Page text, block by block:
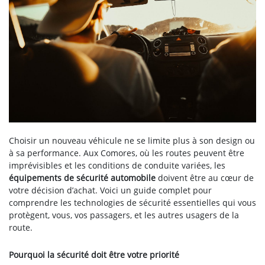
Choisir un nouveau véhicule ne se limite plus à son design ou
à sa performance. Aux Comores, où les routes peuvent être
imprévisibles et les conditions de conduite variées, les
équipements de sécurité automobile doivent être au cœur de
votre décision d’achat. Voici un guide complet pour
comprendre les technologies de sécurité essentielles qui vous
protègent, vous, vos passagers, et les autres usagers de la
route.
Pourquoi la sécurité doit être votre priorité